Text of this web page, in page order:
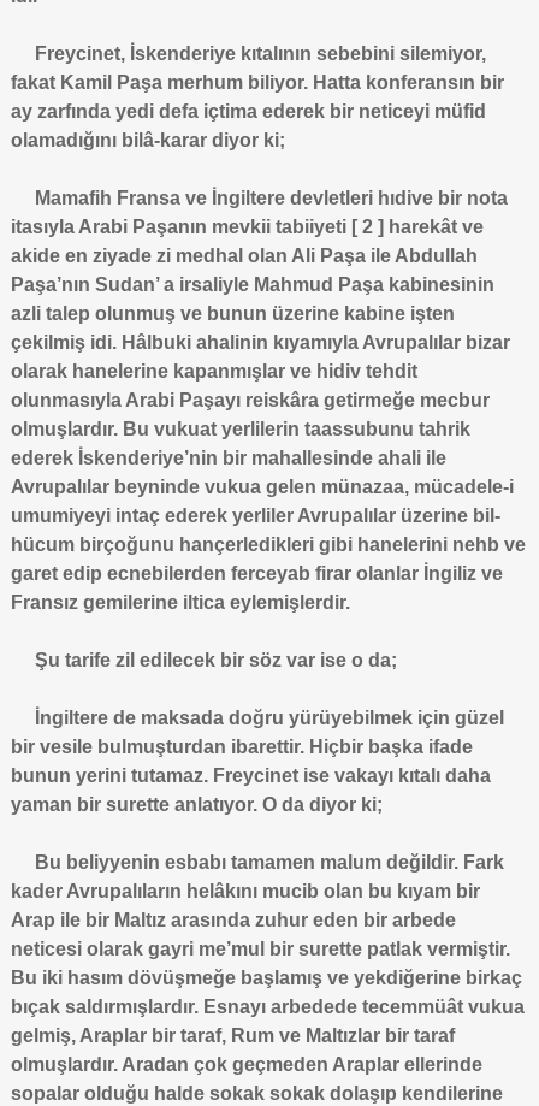
Freycinet, İskenderiye kıtalının sebebini silemiyor,
fakat Kamil Paşa merhum biliyor. Hatta konferansın bir
ay zarfında yedi defa içtima ederek bir neticeyi müfid
olamadığını bilâ-karar diyor ki;
Mamafih Fransa ve İngiltere devletleri hıdive bir nota
itasıyla Arabi Paşanın mevkii tabiiyeti [ 2 ] harekât ve
akide en ziyade zi medhal olan Ali Paşa ile Abdullah
Paşa’nın Sudan’ a irsaliyle Mahmud Paşa kabinesinin
azli talep olunmuş ve bunun üzerine kabine işten
çekilmiş idi. Hâlbuki ahalinin kıyamıyla Avrupalılar bizar
olarak hanelerine kapanmışlar ve hidiv tehdit
olunmasıyla Arabi Paşayı reiskâra getirmeğe mecbur
olmuşlardır. Bu vukuat yerlilerin taassubunu tahrik
ederek İskenderiye’nin bir mahallesinde ahali ile
Avrupalılar beyninde vukua gelen münazaa, mücadele-i
umumiyeyi intaç ederek yerliler Avrupalılar üzerine bil-
hücum birçoğunu hançerledikleri gibi hanelerini nehb ve
garet edip ecnebilerden ferceyab firar olanlar İngiliz ve
Fransız gemilerine iltica eylemişlerdir.
Şu tarife zil edilecek bir söz var ise o da;
İngiltere de maksada doğru yürüyebilmek için güzel
bir vesile bulmuşturdan ibarettir. Hiçbir başka ifade
bunun yerini tutamaz. Freycinet ise vakayı kıtalı daha
yaman bir surette anlatıyor. O da diyor ki;
Bu beliyyenin esbabı tamamen malum değildir. Fark
kader Avrupalıların helâkını mucib olan bu kıyam bir
Arap ile bir Maltız arasında zuhur eden bir arbede
neticesi olarak gayri me’mul bir surette patlak vermiştir.
Bu iki hasım dövüşmeğe başlamış ve yekdiğerine birkaç
bıçak saldırmışlardır. Esnayı arbedede tecemmüât vukua
gelmiş, Araplar bir taraf, Rum ve Maltızlar bir taraf
olmuşlardır. Aradan çok geçmeden Araplar ellerinde
sopalar olduğu halde sokak sokak dolaşıp kendilerine